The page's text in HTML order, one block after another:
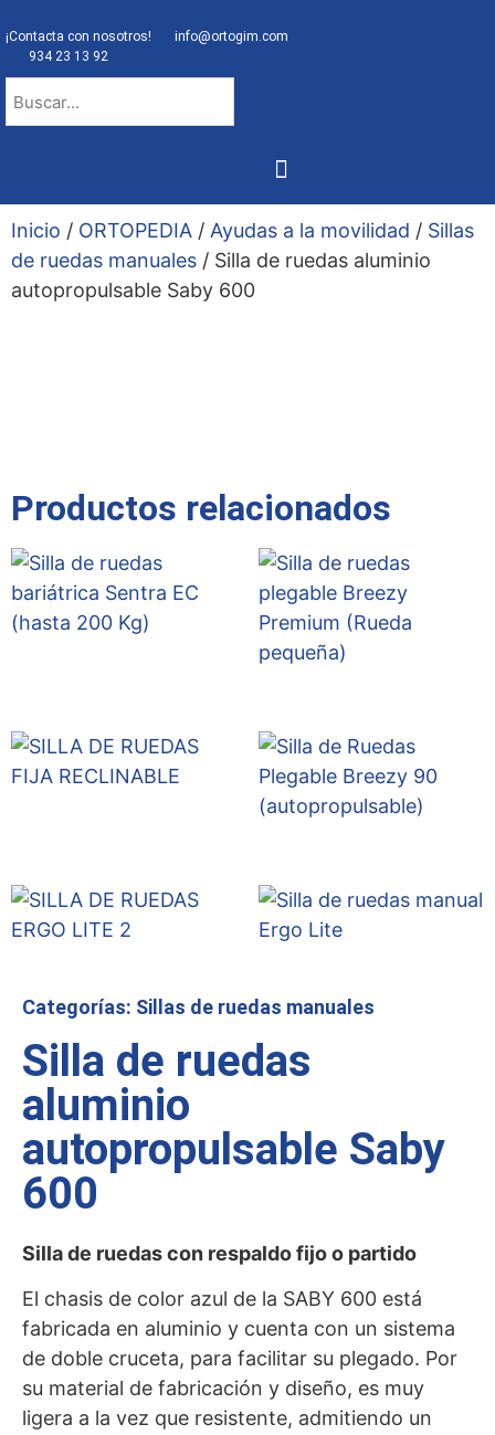
¡Contacta con nosotros!
info@ortogim.com
934 23 13 92
Inicio / ORTOPEDIA / Ayudas a la movilidad / Sillas
de ruedas manuales / Silla de ruedas aluminio
autopropulsable Saby 600
Productos relacionados
Categorías: Sillas de ruedas manuales
Silla de ruedas
aluminio
autopropulsable Saby
600
Silla de ruedas con respaldo fijo o partido
El chasis de color azul de la SABY 600 está
fabricada en aluminio y cuenta con un sistema
de doble cruceta, para facilitar su plegado. Por
su material de fabricación y diseño, es muy
ligera a la vez que resistente, admitiendo un